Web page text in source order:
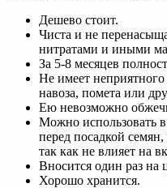
Дешево стоит.
Чиста и не
нитратами и иными
За 5-8 месяцев
Не имеет неприятного
навоза, помета или
Ею невозможно
Можно использовать
перед посадкой
так как не влияет на
Вносится один раз на
Хорошо хранится.